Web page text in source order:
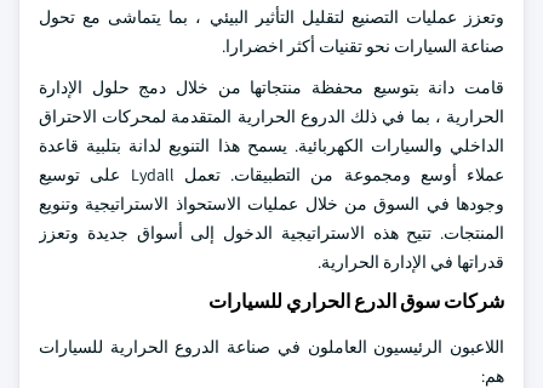
وتعزز عمليات التصنيع لتقليل التأثير البيئي ، بما يتماشى مع تحول
صناعة السيارات نحو تقنيات أكثر اخضرارا.
قامت دانة بتوسيع محفظة منتجاتها من خلال دمج حلول الإدارة
الحرارية ، بما في ذلك الدروع الحرارية المتقدمة لمحركات الاحتراق
الداخلي والسيارات الكهربائية. يسمح هذا التنويع لدانة بتلبية قاعدة
عملاء أوسع ومجموعة من التطبيقات. تعمل Lydall على توسيع
وجودها في السوق من خلال عمليات الاستحواذ الاستراتيجية وتنويع
المنتجات. تتيح هذه الاستراتيجية الدخول إلى أسواق جديدة وتعزز
قدراتها في الإدارة الحرارية.
شركات سوق الدرع الحراري للسيارات
اللاعبون الرئيسيون العاملون في صناعة الدروع الحرارية للسيارات
هم: